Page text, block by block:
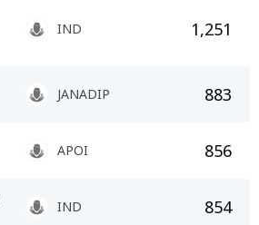
IND 1,251
JANADIP 883
APOI 856
IND 854